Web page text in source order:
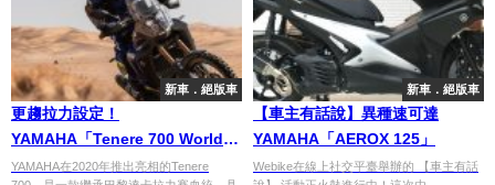
新車．絕版車
更趨拉力設定！
YAMAHA「Tenere 700 World
Raid」
YAMAHA在2020年推出亮相的Tenere
新車．絕版車
【車主有話說】異種速可達
YAMAHA「AEROX 125」
Webike在線上社交平臺舉辦的 【車主有話